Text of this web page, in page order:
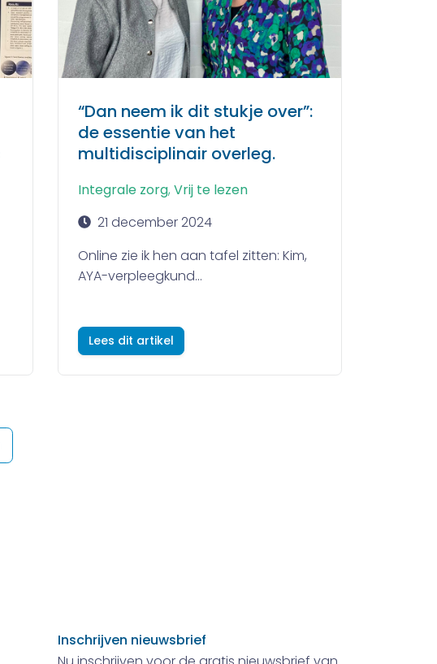
“Dan neem ik dit stukje over”:
de essentie van het
multidisciplinair overleg.
Integrale zorg, Vrij te lezen
21 december 2024
Online zie ik hen aan tafel zitten: Kim,
AYA-verpleegkund...
Lees dit artikel
Inschrijven nieuwsbrief